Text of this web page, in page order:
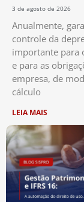
3 de agosto de 2026
Anualmente,
controle da
importante para
e para as
empresa, de
cálculo
LEIA MAIS